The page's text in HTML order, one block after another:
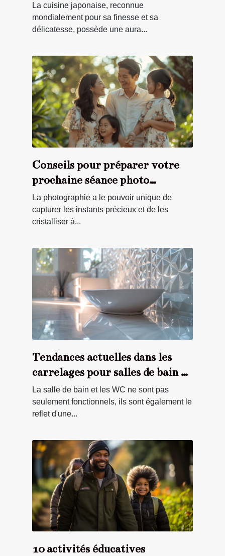
ingrédients clés
La cuisine japonaise, reconnue
mondialement pour sa finesse et sa
délicatesse, possède une aura...
Conseils pour préparer votre
prochaine séance photo
familiale
La photographie a le pouvoir unique de
capturer les instants précieux et de les
cristalliser à...
Tendances actuelles dans les
carrelages pour salles de bain et
WC
La salle de bain et les WC ne sont pas
seulement fonctionnels, ils sont également le
reflet d'une...
10 activités éducatives